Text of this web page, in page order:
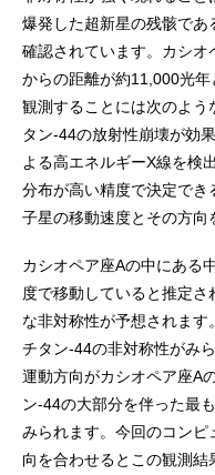
爆発した超新星の残骸であ
確認されています。カシ
からの距離が約11,000光
観測することには次のよう
タン-44の放射性崩壊が効
よる高エネルギーX線を検
分布が高い精度で決定でき
子星の移動速度とその方向
カシオペア座Aの中にある
度で移動していると推定
な非対称性が予想されま
チタン-44の非対称性がみ
運動方向がカシオペア座A
ン-44の大部分を伴った最
みられます。今回のコン
向を合わせるとこの観測結